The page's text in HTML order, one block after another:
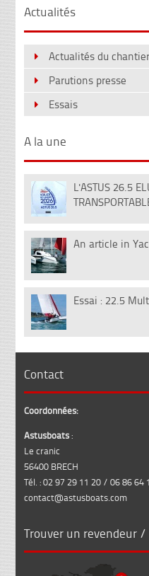
Actualités
Actualités du chantier
Parutions presse
Essais
A la une
08
Déc
L'ASTUS 26.5
12
Fév
An article in
13
Juil
Essai : 22.5
Contact
Coordonnées:
Astusboats:
Le cranic
56400 BRECH
Tél. : 02 97 29 11 20 / 06 86 64
contact@astusboats.com
Trouver un revendeur